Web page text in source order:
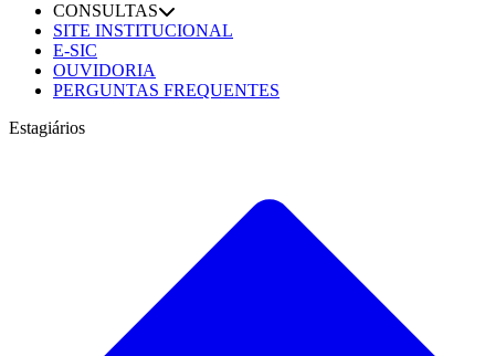
CONSULTAS
SITE INSTITUCIONAL
E-SIC
OUVIDORIA
PERGUNTAS FREQUENTES
Estagiários